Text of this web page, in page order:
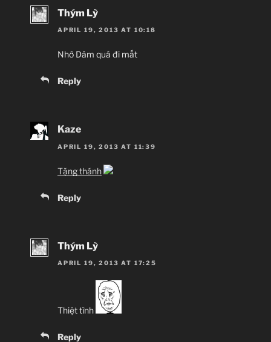
Thým Lỳ
APRIL 19, 2013 AT 10:18
Nhớ Dâm quá đi mất
Reply
Kaze
APRIL 19, 2013 AT 11:39
Tặng thánh
Reply
Thým Lỳ
APRIL 19, 2013 AT 17:25
Thiệt tình
Reply